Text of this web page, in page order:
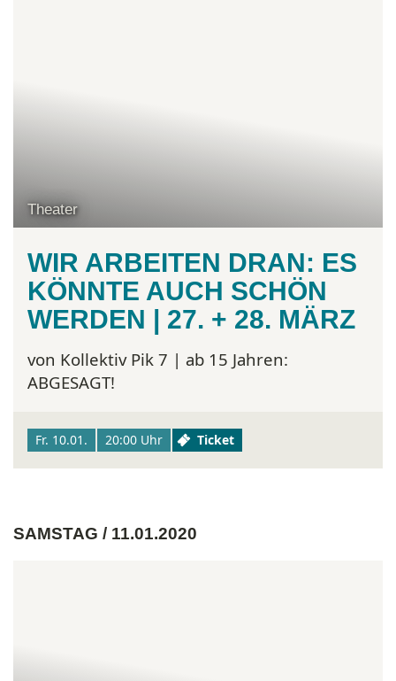
Theater
WIR ARBEITEN DRAN: ES
KÖNNTE AUCH SCHÖN
WERDEN | 27. + 28. MÄRZ
von Kollektiv Pik 7 | ab 15 Jahren:
ABGESAGT!
Fr. 10.01. 20:00 Uhr Ticket
SAMSTAG / 11.01.2020